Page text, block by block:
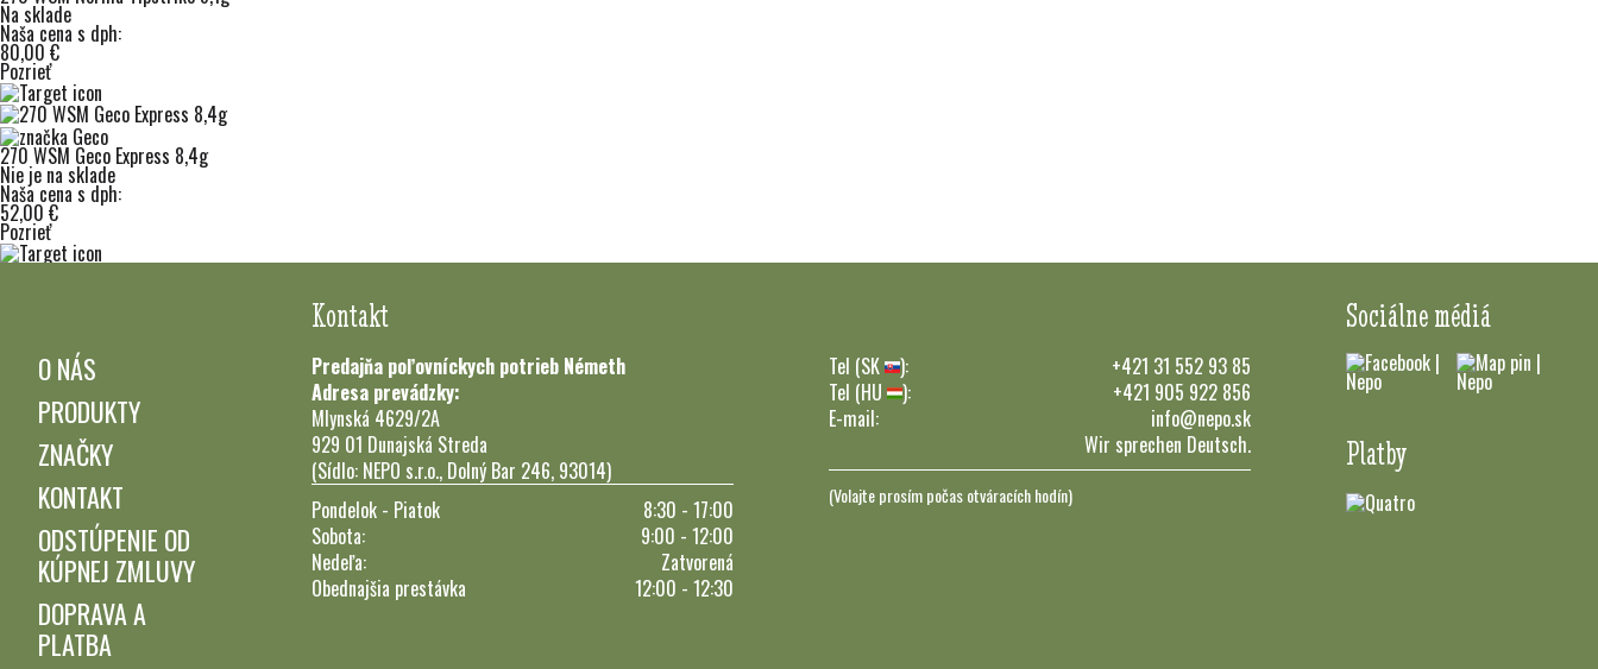
Na sklade
Naša cena s dph:
80,00 €
Pozrieť
270 WSM Geco Express 8,4g
Nie je na sklade
Naša cena s dph:
52,00 €
Pozrieť
O NÁS
PRODUKTY
ZNAČKY
KONTAKT
ODSTÚPENIE OD
KÚPNEJ ZMLUVY
DOPRAVA A
PLATBA
Kontakt
Predajňa poľovníckych potrieb Németh
Adresa prevádzky:
Mlynská 4629/2A
929 01 Dunajská Streda
(Sídlo: NEPO s.r.o., Dolný Bar 246, 93014)
Pondelok - Piatok
8:30 - 17:00
Sobota:
9:00 - 12:00
Nedeľa:
Zatvorená
Obednajšia prestávka
12:00 - 12:30
Tel (SK ):
+421 31 552 93 85
Tel (HU
):
+421 905 922 856
E-mail:
info@nepo.sk
Wir sprechen Deutsch.
(Volajte prosím počas otváracích hodín)
Sociálne médiá
Platby